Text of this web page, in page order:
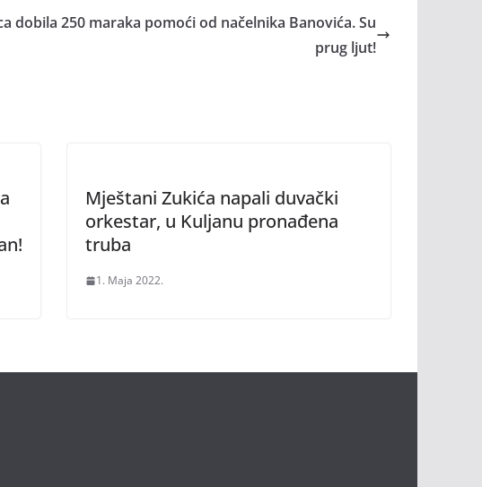
dobila 250 maraka pomoći od načelnika Banovića. Su
prug ljut!
Mještani Zukića napali duvački
orkestar, u Kuljanu pronađena
truba
1. Maja 2022.